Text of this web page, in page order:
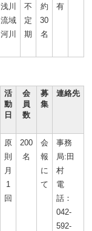
浅川
流域
河川
不
定
期
約
30
名
有
活
動
日
会
員
数
募
集
連絡先
原
則
月
1
回
200
名
会
報
に
て
事務
局:田
村
電
話：
042-
592-